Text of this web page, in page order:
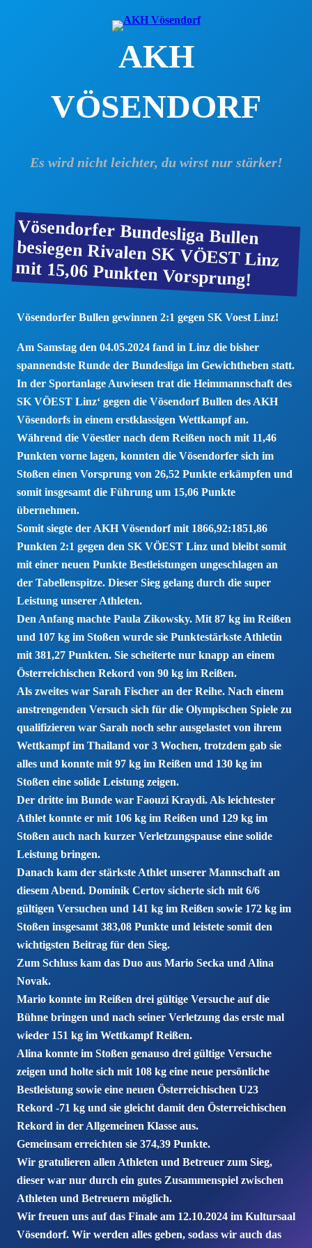
AKH
VÖSENDORF
Es wird nicht leichter, du wirst nur stärker!
Vösendorfer Bundesliga Bullen
besiegen Rivalen SK VÖEST Linz
mit 15,06 Punkten Vorsprung!
Vösendorfer Bullen gewinnen 2:1 gegen SK Voest Linz!
Am Samstag den 04.05.2024 fand in Linz die bisher
spannendste Runde der Bundesliga im Gewichtheben statt.
In der Sportanlage Auwiesen trat die Heimmannschaft des
SK VÖEST Linz‘ gegen die Vösendorf Bullen des AKH
Vösendorfs in einem erstklassigen Wettkampf an.
Während die Vöestler nach dem Reißen noch mit 11,46
Punkten vorne lagen, konnten die Vösendorfer sich im
Stoßen einen Vorsprung von 26,52 Punkte erkämpfen und
somit insgesamt die Führung um 15,06 Punkte
übernehmen.
Somit siegte der AKH Vösendorf mit 1866,92:1851,86
Punkten 2:1 gegen den SK VÖEST Linz und bleibt somit
mit einer neuen Punkte Bestleistungen ungeschlagen an
der Tabellenspitze. Dieser Sieg gelang durch die super
Leistung unserer Athleten.
Den Anfang machte Paula Zikowsky. Mit 87 kg im Reißen
und 107 kg im Stoßen wurde sie Punktestärkste Athletin
mit 381,27 Punkten. Sie scheiterte nur knapp an einem
Österreichischen Rekord von 90 kg im Reißen.
Als zweites war Sarah Fischer an der Reihe. Nach einem
anstrengenden Versuch sich für die Olympischen Spiele zu
qualifizieren war Sarah noch sehr ausgelastet von ihrem
Wettkampf im Thailand vor 3 Wochen, trotzdem gab sie
alles und konnte mit 97 kg im Reißen und 130 kg im
Stoßen eine solide Leistung zeigen.
Der dritte im Bunde war Faouzi Kraydi. Als leichtester
Athlet konnte er mit 106 kg im Reißen und 129 kg im
Stoßen auch nach kurzer Verletzungspause eine solide
Leistung bringen.
Danach kam der stärkste Athlet unserer Mannschaft an
diesem Abend. Dominik Certov sicherte sich mit 6/6
gültigen Versuchen und 141 kg im Reißen sowie 172 kg im
Stoßen insgesamt 383,08 Punkte und leistete somit den
wichtigsten Beitrag für den Sieg.
Zum Schluss kam das Duo aus Mario Secka und Alina
Novak.
Mario konnte im Reißen drei gültige Versuche auf die
Bühne bringen und nach seiner Verletzung das erste mal
wieder 151 kg im Wettkampf Reißen.
Alina konnte im Stoßen genauso drei gültige Versuche
zeigen und holte sich mit 108 kg eine neue persönliche
Bestleistung sowie eine neuen Österreichischen U23
Rekord -71 kg und sie gleicht damit den Österreichischen
Rekord in der Allgemeinen Klasse aus.
Gemeinsam erreichten sie 374,39 Punkte.
Wir gratulieren allen Athleten und Betreuer zum Sieg,
dieser war nur durch ein gutes Zusammenspiel zwischen
Athleten und Betreuern möglich.
Wir freuen uns auf das Finale am 12.10.2024 im Kultursaal
Vösendorf. Wir werden alles geben, sodass wir auch das